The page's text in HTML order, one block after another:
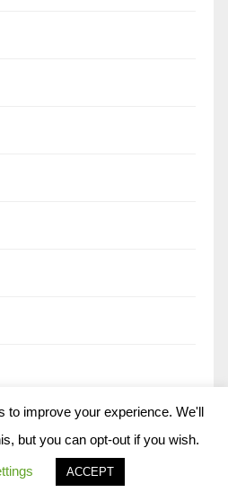
to improve your experience. We'll
but you can opt-out if you wish.
ACCEPT